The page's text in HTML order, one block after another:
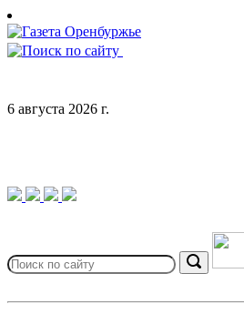
Skip
to
content
6 августа 2026 г.
for:
Search